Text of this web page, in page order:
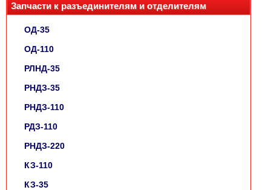
Запчасти к разъединителям и отделителям
ОД-35
ОД-110
РЛНД-35
РНДЗ-35
РНДЗ-110
РДЗ-110
РНДЗ-220
КЗ-110
КЗ-35